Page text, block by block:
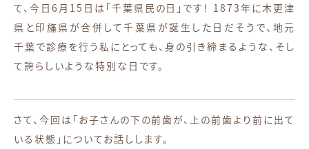
て、今日6月15日は「千葉県民の日」です！ 1873年に木更津
県と印旛県が合併して千葉県が誕生した日だそうで、地元
千葉で診療を行う私にとっても、身の引き締まるような、そし
て誇らしいような特別な日です。
さて、今回は「お子さんの下の前歯が、上の前歯より前に出て
いる状態」についてお話しします。